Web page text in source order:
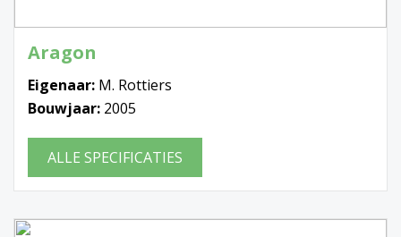
Aragon
Eigenaar: M. Rottiers
Bouwjaar: 2005
ALLE SPECIFICATIES